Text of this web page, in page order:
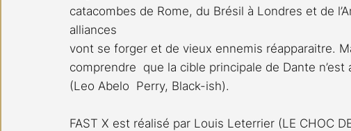
catacombes de Rome, du Brésil à Londres et de
alliances
vont se forger et de vieux ennemis réapparaitre.
comprendre  que la cible principale de Dante
(Leo Abelo  Perry, Black-ish).
FAST X est réalisé par Louis Leterrier (LE CHOC